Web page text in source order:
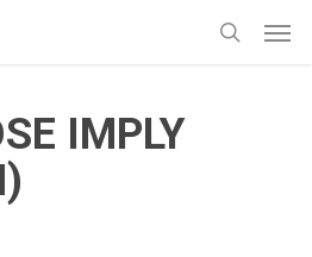
IMPLY